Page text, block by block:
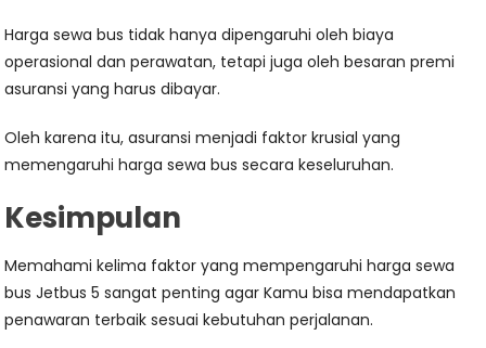
Harga sewa bus tidak hanya dipengaruhi oleh biaya
operasional dan perawatan, tetapi juga oleh besaran premi
asuransi yang harus dibayar.
Oleh karena itu, asuransi menjadi faktor krusial yang
memengaruhi harga sewa bus secara keseluruhan.
Kesimpulan
Memahami kelima faktor yang mempengaruhi harga sewa
bus Jetbus 5 sangat penting agar Kamu bisa mendapatkan
penawaran terbaik sesuai kebutuhan perjalanan.